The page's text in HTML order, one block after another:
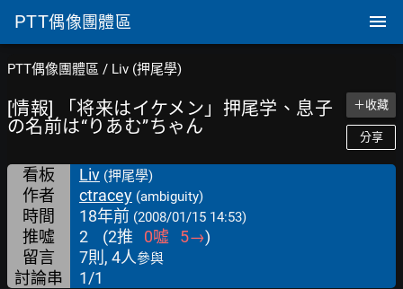
PTT偶像團體區
PTT偶像團體區 / Liv (押尾學)
[情報] 「将来はイケメン」押尾学、息子
の名前は“りあむ”ちゃん
＋收藏
分享
看板 Liv (押尾學)
作者 ctracey (ambiguity)
時間 18年前 (2008/01/15 14:53)
推噓 2 (2推 0噓 5→)
留言
7則, 4人參與
討論串 1/1